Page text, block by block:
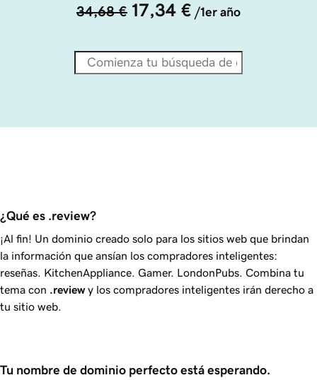
34,68 € 17,34 € /1er año
¿Qué es .review?
¡Al fin! Un dominio creado solo para los sitios web que brindan
la información que ansían los compradores inteligentes:
reseñas. KitchenAppliance. Gamer. LondonPubs. Combina tu
tema con .reviewy los compradores inteligentes irán derecho a
tu sitio web.
Tu nombre de dominio perfecto está esperando.